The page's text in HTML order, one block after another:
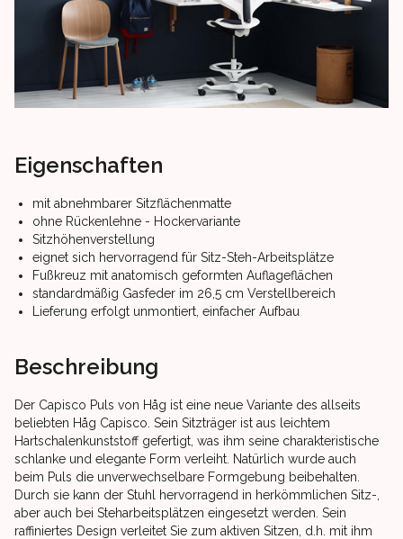
Eigenschaften
mit abnehmbarer Sitzflächenmatte
ohne Rückenlehne - Hockervariante
Sitzhöhenverstellung
eignet sich hervorragend für Sitz-Steh-Arbeitsplätze
Fußkreuz mit anatomisch geformten Auflageflächen
standardmäßig Gasfeder im 26,5 cm Verstellbereich
Lieferung erfolgt unmontiert, einfacher Aufbau
Beschreibung
Der Capisco Puls von Håg ist eine neue Variante des allseits
beliebten Håg Capisco. Sein Sitzträger ist aus leichtem
Hartschalenkunststoff gefertigt, was ihm seine charakteristische
schlanke und elegante Form verleiht. Natürlich wurde auch
beim Puls die unverwechselbare Formgebung beibehalten.
Durch sie kann der Stuhl hervorragend in herkömmlichen Sitz-,
aber auch bei Steharbeitsplätzen eingesetzt werden. Sein
raffiniertes Design verleitet Sie zum aktiven Sitzen, d.h. mit ihm